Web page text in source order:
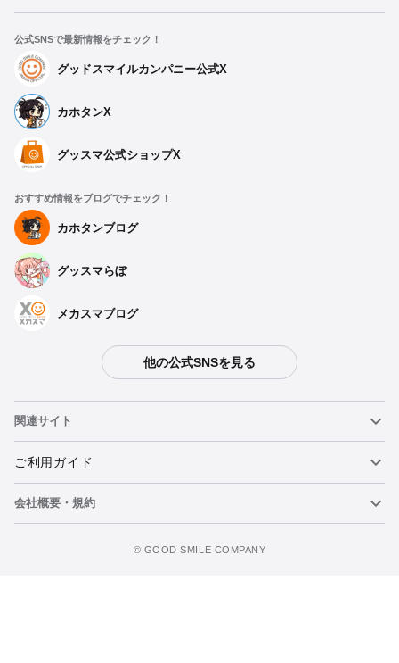
公式SNSで最新情報をチェック！
グッドスマイルカンパニー公式X
カホタンX
グッスマ公式ショップX
おすすめ情報をブログでチェック！
カホタンブログ
グッスマらぼ
メカスマブログ
他の公式SNSを見る
関連サイト
ねんどろいど
ねんどろいどフェイスメーカー
ご利用ガイド
重要なお知らせ
会社概要・規約
©️ GOOD SMILE COMPANY